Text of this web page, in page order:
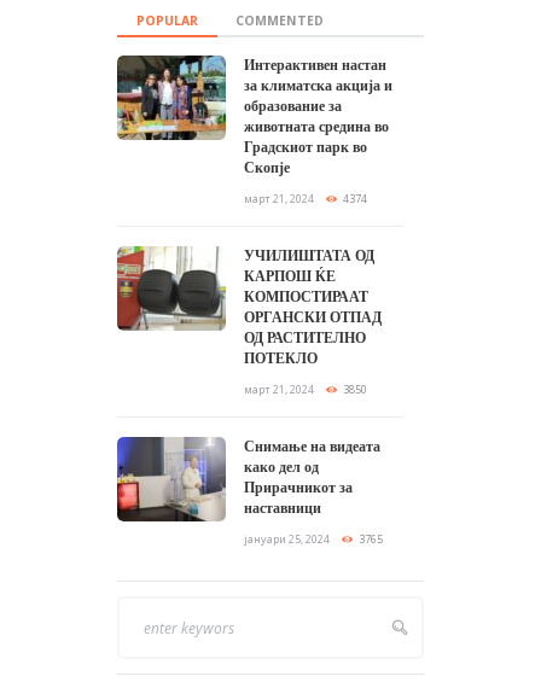
POPULAR COMMENTED
Интерактивен настан
за климатска акција и
образование за
животната средина во
Градскиот парк во
Скопје
март 21, 2024 4374
УЧИЛИШТАТА ОД
КАРПОШ ЌЕ
КОМПОСТИРААТ
ОРГАНСКИ ОТПАД
ОД РАСТИТЕЛНО
ПОТЕКЛО
март 21, 2024 3850
Снимање на видеата
како дел од
Прирачникот за
наставници
јануари 25, 2024 3765